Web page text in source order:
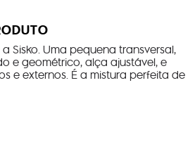
Sisko. Uma pequena transversal,
e geométrico, alça ajustável, e
e externos. É a mistura perfeita de